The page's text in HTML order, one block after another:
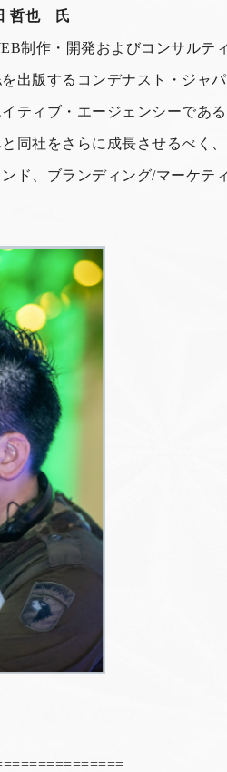
哲也 氏
制作・開発およびコンサル
出版するコンデナスト・ジャ
ティブ・エージェンシーであ
同社をさらに成長させるべく
ド、ブランディング/マーケ